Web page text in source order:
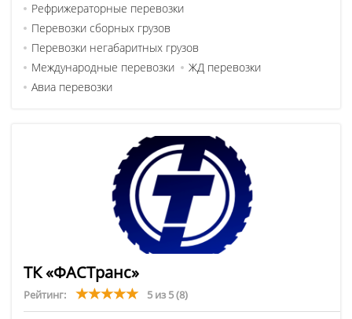
Рефрижераторные перевозки
Перевозки сборных грузов
Перевозки негабаритных грузов
Международные перевозки
ЖД перевозки
Авиа перевозки
ТК «ФАСТранс»
Рейтинг: 5 из 5(8)